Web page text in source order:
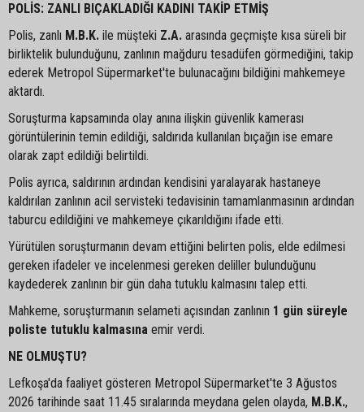
POLİS: ZANLI BIÇAKLADIĞI KADINI TAKİP ETMİŞ
Polis, zanlı M.B.K. ile müşteki Z.A. arasında geçmişte kısa süreli bir
birliktelik bulunduğunu, zanlının mağduru tesadüfen görmediğini, takip
ederek Metropol Süpermarket'te bulunacağını bildiğini mahkemeye
aktardı.
Soruşturma kapsamında olay anına ilişkin güvenlik kamerası
görüntülerinin temin edildiği, saldırıda kullanılan bıçağın ise emare
olarak zapt edildiği belirtildi.
Polis ayrıca, saldırının ardından kendisini yaralayarak hastaneye
kaldırılan zanlının acil servisteki tedavisinin tamamlanmasının ardından
taburcu edildiğini ve mahkemeye çıkarıldığını ifade etti.
Yürütülen soruşturmanın devam ettiğini belirten polis, elde edilmesi
gereken ifadeler ve incelenmesi gereken deliller bulunduğunu
kaydederek zanlının bir gün daha tutuklu kalmasını talep etti.
Mahkeme, soruşturmanın selameti açısından zanlının 1 gün süreyle
poliste tutuklu kalmasına emir verdi.
NE OLMUŞTU?
Lefkoşa'da faaliyet gösteren Metropol Süpermarket'te 3 Ağustos
2026 tarihinde saat 11.45 sıralarında meydana gelen olayda, M.B.K.,